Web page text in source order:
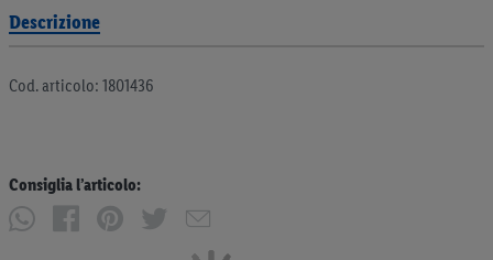
Descrizione
Cod. articolo: 1801436
Consiglia l’articolo: